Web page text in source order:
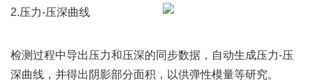
2.压力-压深曲线
检测过程中导出压力和压深的同步数据，自动生成压力-压
深曲线，并得出阴影部分面积，以供弹性模量等研究。